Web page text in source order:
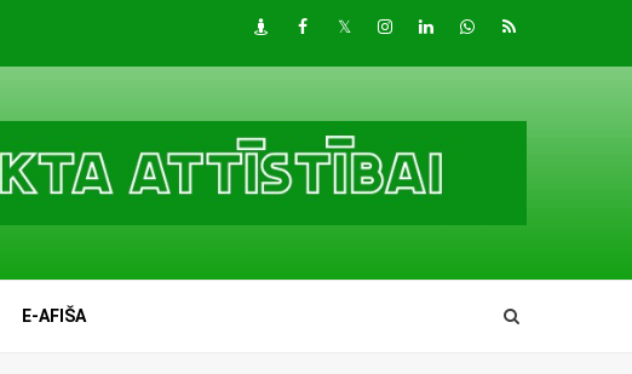
DraugiemFacebook
TwitterInstagram
LinkedInwhatsapp
RSS
E-AFIŠA